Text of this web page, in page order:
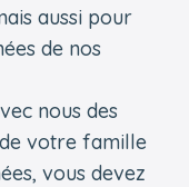
aussi pour
de nos
nous des
votre famille
vous devez